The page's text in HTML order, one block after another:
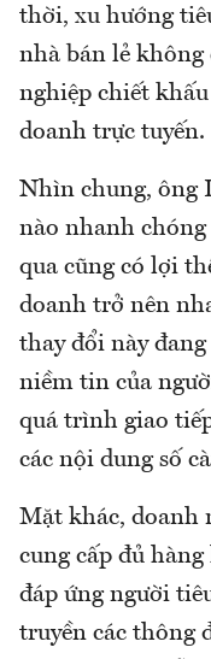
thời, xu hướng
nhà bán lẻ
nghiệp chiết
doanh trực tuyến.
Nhìn chung, ông
nào nhanh
qua cũng có lợi
doanh trở nên
thay đổi này
niềm tin của
quá trình giao
các nội dung số
Mặt khác, doanh
cung cấp đủ
đáp ứng người
truyền các thông